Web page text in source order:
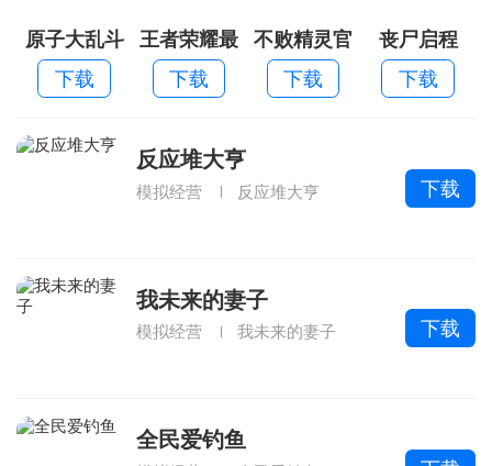
原子大乱斗
下载
王者荣耀最
新版本
下载
不败精灵官
方版
下载
丧尸启程
下载
反应堆大亨
模拟经营 反应堆大亨 下载
我未来的妻子
模拟经营 我未来的妻子 下载
全民爱钓鱼